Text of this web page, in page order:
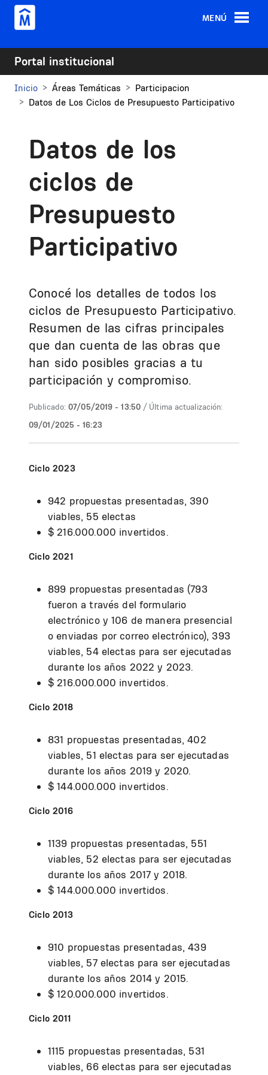
Pasar al contenido principal
MENÚ
Portal institucional
Inicio Áreas Temáticas
Participacion
Datos de Los Ciclos de Presupuesto Participativo
Datos de los
ciclos de
Presupuesto
Participativo
Conocé los detalles de todos los
ciclos de Presupuesto Participativo.
Resumen de las cifras principales
que dan cuenta de las obras que
han sido posibles gracias a tu
participación y compromiso.
Publicado: 07/05/2019 - 13:50 / Última actualización:
09/01/2025 - 16:23
Ciclo 2023
942 propuestas presentadas, 390
viables, 55 electas
$ 216.000.000 invertidos.
Ciclo 2021
899 propuestas presentadas (793
fueron a través del formulario
electrónico y 106 de manera presencial
o enviadas por correo electrónico), 393
viables, 54 electas para ser ejecutadas
durante los años 2022 y 2023.
$ 216.000.000 invertidos.
Ciclo 2018
831 propuestas presentadas, 402
viables, 51 electas para ser ejecutadas
durante los años 2019 y 2020.
$ 144.000.000 invertidos.
Ciclo 2016
1139 propuestas presentadas, 551
viables, 52 electas para ser ejecutadas
durante los años 2017 y 2018.
$ 144.000.000 invertidos.
Ciclo 2013
910 propuestas presentadas, 439
viables, 57 electas para ser ejecutadas
durante los años 2014 y 2015.
$ 120.000.000 invertidos.
Ciclo 2011
1115 propuestas presentadas, 531
viables, 66 electas para ser ejecutadas